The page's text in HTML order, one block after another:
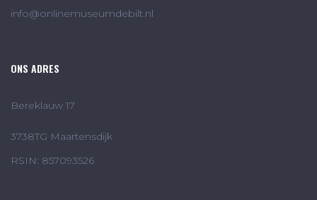
info@onlinemuseumdebilt.nl
ONS ADRES
Bereklauw 17
3738TG Maartensdijk
RSIN: 857093526